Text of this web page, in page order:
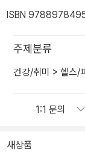
ISBN
주제분류
건강/취미 > 헬스/
새상품